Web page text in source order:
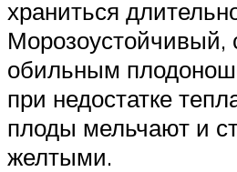
храниться
Морозоустойчивый,
обильным
при недостатке
плоды мельчают и
желтыми.